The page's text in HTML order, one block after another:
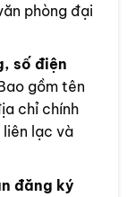
phòng đại
số điện
gồm tên
chỉ chính
lạc và
đăng ký